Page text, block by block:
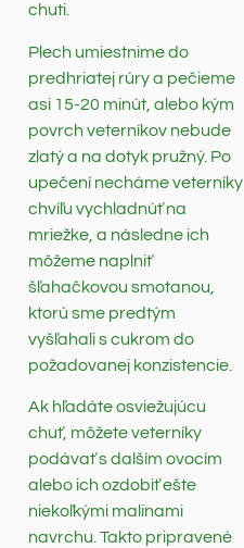
chuti.
Plech umiestnime do
predhriatej rúry a pečieme
asi 15-20 minút, alebo kým
povrch veterníkov nebude
zlatý a na dotyk pružný. Po
upečení necháme veterníky
chvíľu vychladnúť na
mriežke, a následne ich
môžeme naplniť
šľahačkovou smotanou,
ktorú sme predtým
vyšľahali s cukrom do
požadovanej konzistencie.
Ak hľadáte osviežujúcu
chuť, môžete veterníky
podávať s dalším ovocím
alebo ich ozdobiť ešte
niekoľkými malinami
navrchu. Takto pripravené